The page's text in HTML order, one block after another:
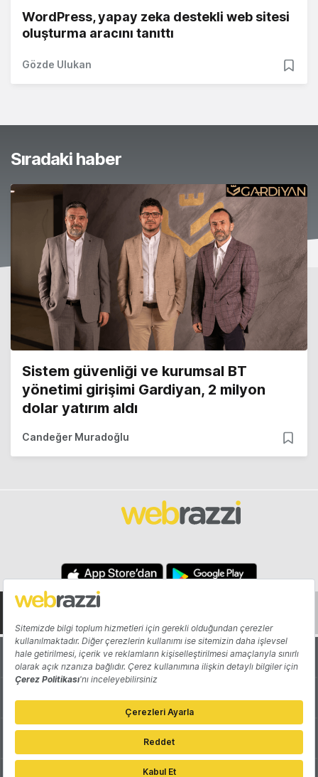
WordPress, yapay zeka destekli web sitesi
oluşturma aracını tanıttı
Gözde Ulukan
Sıradaki haber
Sistem güvenliği ve kurumsal BT
yönetimi girişimi Gardiyan, 2 milyon
dolar yatırım aldı
Candeğer Muradoğlu
Hakkında Yazarlar
Katkıda Bulun Reklam